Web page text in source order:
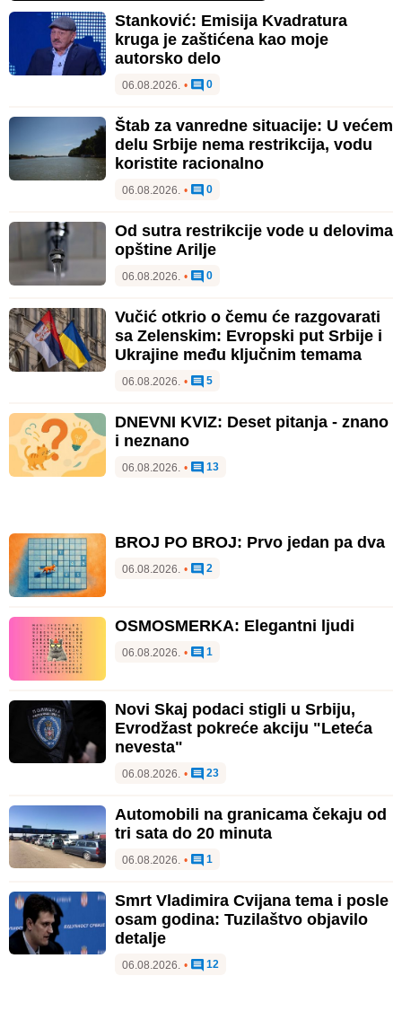
Stanković: Emisija Kvadratura
kruga je zaštićena kao moje
autorsko delo
06.08.2026. • 0
Štab za vanredne situacije: U većem
delu Srbije nema restrikcija, vodu
koristite racionalno
06.08.2026. • 0
Od sutra restrikcije vode u delovima
opštine Arilje
06.08.2026. • 0
Vučić otkrio o čemu će razgovarati
sa Zelenskim: Evropski put Srbije i
Ukrajine među ključnim temama
06.08.2026. • 5
DNEVNI KVIZ: Deset pitanja - znano
i neznano
06.08.2026. • 13
BROJ PO BROJ: Prvo jedan pa dva
06.08.2026. • 2
OSMOSMERKA: Elegantni ljudi
06.08.2026. • 1
Novi Skaj podaci stigli u Srbiju,
Evrodžast pokreće akciju "Leteća
nevesta"
06.08.2026. • 23
Automobili na granicama čekaju od
tri sata do 20 minuta
06.08.2026. • 1
Smrt Vladimira Cvijana tema i posle
osam godina: Tuzilaštvo objavilo
detalje
06.08.2026. • 12